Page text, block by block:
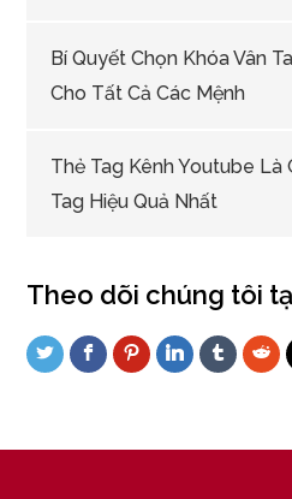
Bí Quyết Chọn Khóa Vân
Cho Tất Cả Các Mệnh
Thẻ Tag Kênh Youtube Là
Tag Hiệu Quả Nhất
Theo dõi chúng tôi